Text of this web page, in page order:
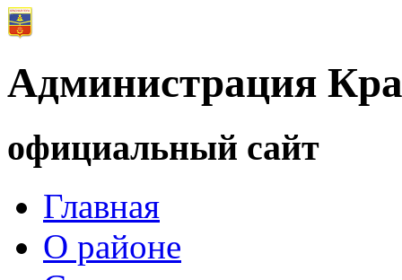
Администрация
официальный сайт
Главная
О районе